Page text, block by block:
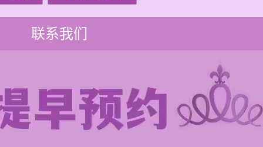
联系我们